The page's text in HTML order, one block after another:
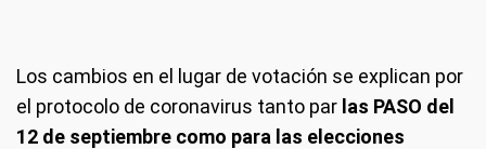
Los cambios en el lugar de votación se explican por
el protocolo de coronavirus tanto par las PASO del
12 de septiembre como para las elecciones